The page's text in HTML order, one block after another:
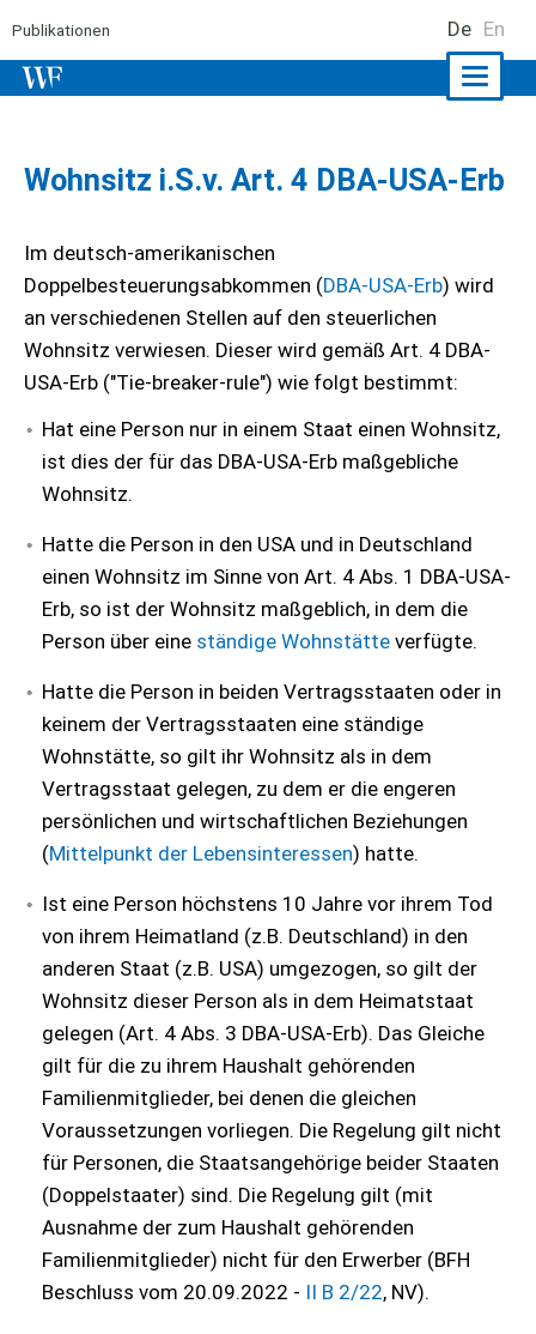
Publikationen De En
Wohnsitz i.S.v. Art. 4 DBA-USA-Erb
Im deutsch-amerikanischen
Doppelbesteuerungsabkommen (DBA-USA-Erb) wird
an verschiedenen Stellen auf den steuerlichen
Wohnsitz verwiesen. Dieser wird gemäß Art. 4 DBA-
USA-Erb ("Tie-breaker-rule") wie folgt bestimmt:
Hat eine Person nur in einem Staat einen Wohnsitz,
ist dies der für das DBA-USA-Erb maßgebliche
Wohnsitz.
Hatte die Person in den USA und in Deutschland
einen Wohnsitz im Sinne von Art. 4 Abs. 1 DBA-USA-
Erb, so ist der Wohnsitz maßgeblich, in dem die
Person über eine ständige Wohnstätte verfügte.
Hatte die Person in beiden Vertragsstaaten oder in
keinem der Vertragsstaaten eine ständige
Wohnstätte, so gilt ihr Wohnsitz als in dem
Vertragsstaat gelegen, zu dem er die engeren
persönlichen und wirtschaftlichen Beziehungen
(Mittelpunkt der Lebensinteressen) hatte.
Ist eine Person höchstens 10 Jahre vor ihrem Tod
von ihrem Heimatland (z.B. Deutschland) in den
anderen Staat (z.B. USA) umgezogen, so gilt der
Wohnsitz dieser Person als in dem Heimatstaat
gelegen (Art. 4 Abs. 3 DBA-USA-Erb). Das Gleiche
gilt für die zu ihrem Haushalt gehörenden
Familienmitglieder, bei denen die gleichen
Voraussetzungen vorliegen. Die Regelung gilt nicht
für Personen, die Staatsangehörige beider Staaten
(Doppelstaater) sind. Die Regelung gilt (mit
Ausnahme der zum Haushalt gehörenden
Familienmitglieder) nicht für den Erwerber (BFH
Beschluss vom 20.09.2022 - II B 2/22, NV).